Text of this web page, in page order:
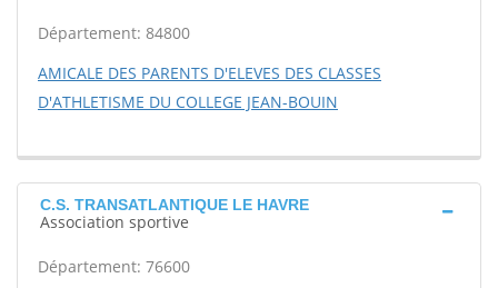
Département: 84800
AMICALE DES PARENTS D'ELEVES DES CLASSES
D'ATHLETISME DU COLLEGE JEAN-BOUIN
C.S. TRANSATLANTIQUE LE HAVRE
Association sportive
Département: 76600